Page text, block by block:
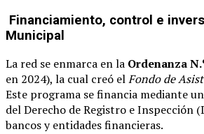
Financiamiento, control e
Municipal
La red se enmarca en la Ordenanza
en 2024), la cual creó elFondo de
Este programa se financia mediante
del Derecho de Registro e Inspección
bancos y entidades financieras.